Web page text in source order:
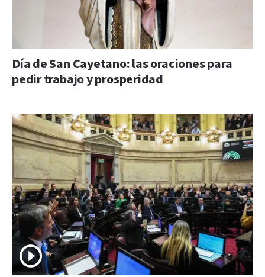
Día de San Cayetano: las oraciones para
pedir trabajo y prosperidad